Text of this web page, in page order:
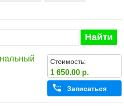
Найти
Стоимость:
1 650.00 р.
Записаться